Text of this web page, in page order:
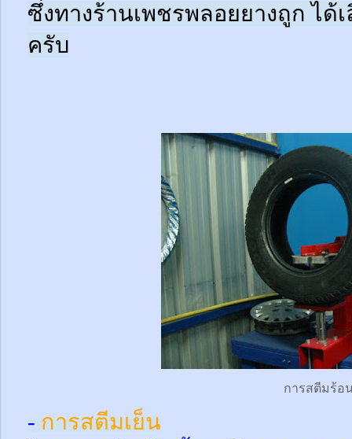
ซึ่งทางร้านเพชรพลอยยางถูก ได้
ครับ
การสตีมร้อ
- การสตีมเย็น